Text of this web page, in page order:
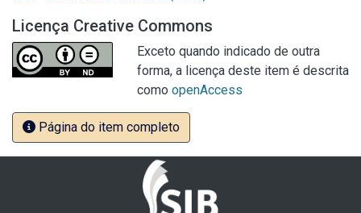
Licença Creative Commons
Exceto quando indicado de outra
forma, a licença deste item é descrita
como openAccess
Página do item completo